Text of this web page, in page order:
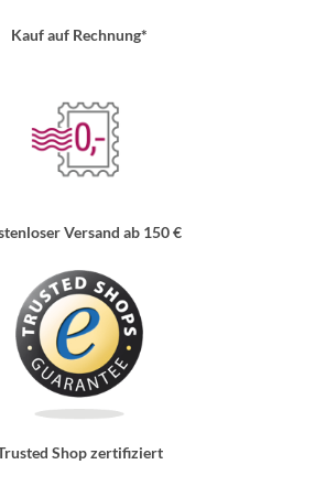
Kauf auf Rechnung*
Versand ab 150 €
Shop zertifiziert